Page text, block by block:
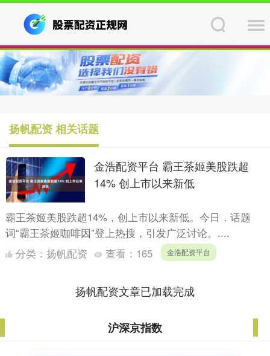
扬帆配资 相关话题
金浩配资平台 霸王茶姬美股跌超
14% 创上市以来新低
霸王茶姬美股跌超14%，创上市以来新低。今日，话题
词“霸王茶姬咖啡因”登上热搜，引发广泛讨论。....
分类： 扬帆配资 查看： 165 金浩配资平台
扬帆配资文章已加载完成
沪深京指数